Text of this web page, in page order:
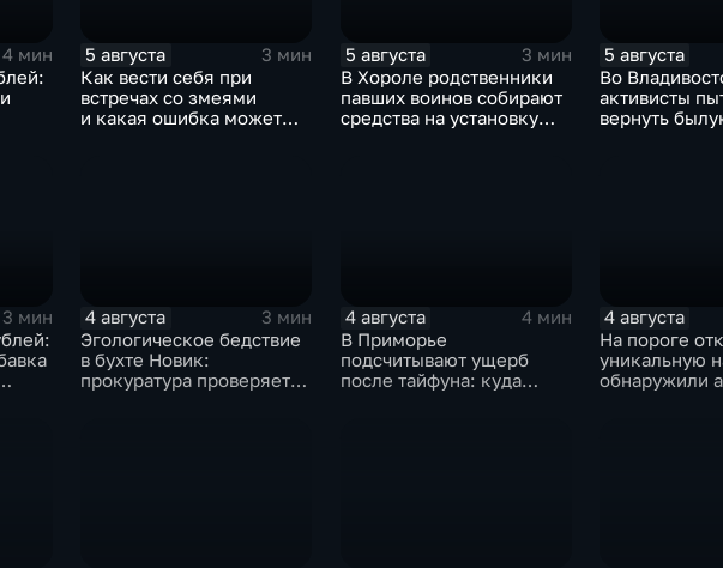
4 мин
5 августа
3 мин
Как вести себя при
встречах со змеями
и какая ошибка может
5 августа
3 мин
В Хороле родственники
павших воинов собирают
средства на установку
5 августа
Во
активисты
вернуть
3 мин
4 августа
3 мин
Эгологическое бедствие
в бухте Новик:
прокуратура проверяет
4 августа
4 мин
В Приморье
подсчитывают ущерб
после тайфуна: куда
4 августа
На пороге
уникальную
обнаружили